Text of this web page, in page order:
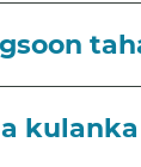
kulanka